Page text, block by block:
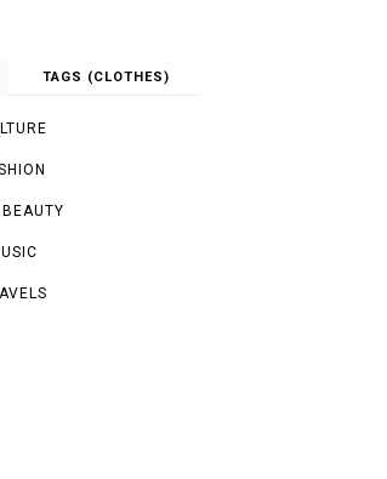
TAGS (CLOTHES)